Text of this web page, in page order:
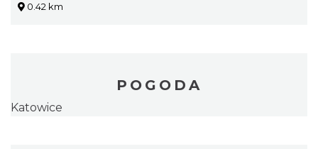
0.42 km
POGODA
Katowice